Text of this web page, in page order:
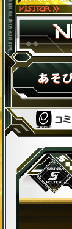
ニュース
HOW to PLAY